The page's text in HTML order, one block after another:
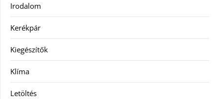
Irodalom
Kerékpár
Kiegészítők
Klíma
Letöltés